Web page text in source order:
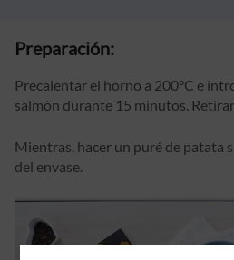
Preparación:
Precalentar el horno a 200ºC e
salmón durante 15 minutos.
Mientras, hacer un puré de patata
del envase.